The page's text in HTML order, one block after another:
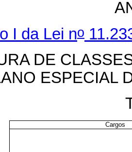
I da Lei no
DE
ESPECIAL
Cargos